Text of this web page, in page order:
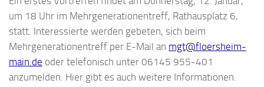
um 18 Uhr im Mehrgenerationentreff, Rathausplatz 6,
statt. Interessierte werden gebeten, sich beim
Mehrgenerationentreff per E-Mail an mgt@floersheim-
main.de oder telefonisch unter 06145 955-401
anzumelden. Hier gibt es auch weitere Informationen.